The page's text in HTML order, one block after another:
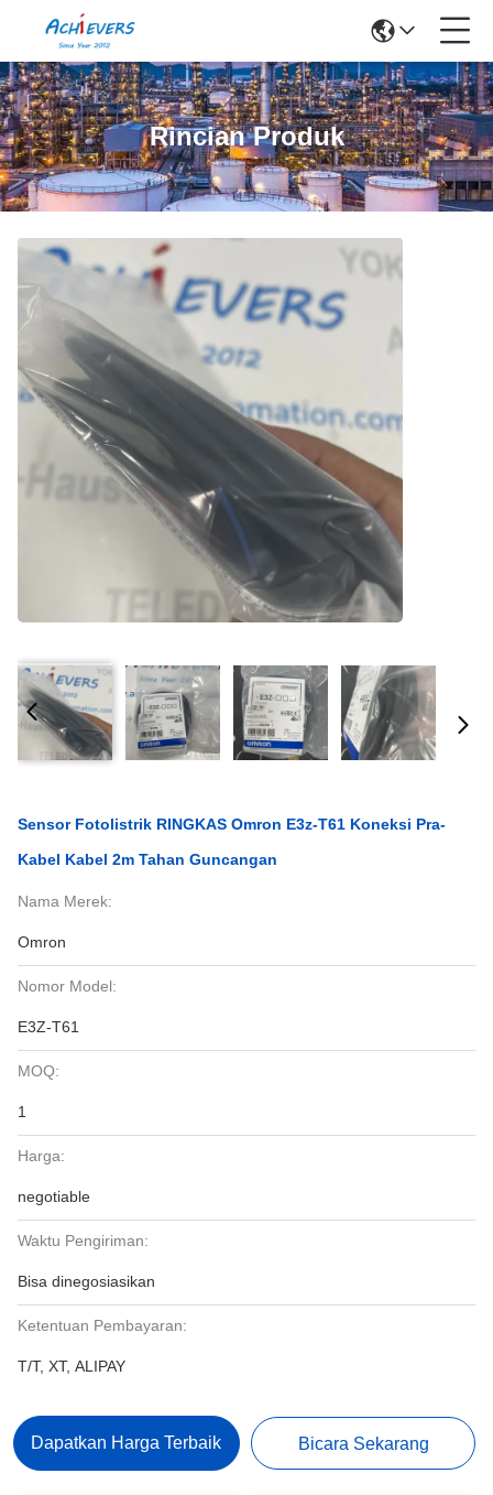
Rincian Produk
Sensor Fotolistrik RINGKAS Omron E3z-T61 Koneksi Pra-
Kabel Kabel 2m Tahan Guncangan
Nama Merek:
Omron
Nomor Model:
E3Z-T61
MOQ:
1
Harga:
negotiable
Waktu Pengiriman:
Bisa dinegosiasikan
Ketentuan Pembayaran:
T/T, XT, ALIPAY
Dapatkan Harga Terbaik Bicara Sekarang